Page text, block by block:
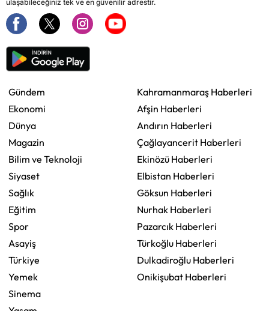
ulaşabileceğiniz tek ve en güvenilir adrestir.
Gündem
Ekonomi
Dünya
Magazin
Bilim ve Teknoloji
Siyaset
Sağlık
Eğitim
Spor
Asayiş
Türkiye
Yemek
Sinema
Kahramanmaraş Haberleri
Afşin Haberleri
Andırın Haberleri
Çağlayancerit Haberleri
Ekinözü Haberleri
Elbistan Haberleri
Göksun Haberleri
Nurhak Haberleri
Pazarcık Haberleri
Türkoğlu Haberleri
Dulkadiroğlu Haberleri
Onikişubat Haberleri